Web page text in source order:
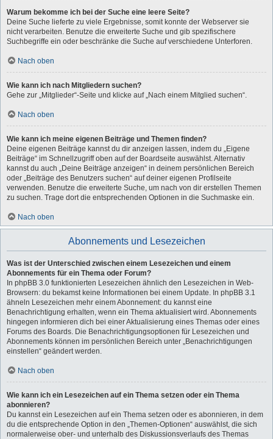
Warum bekomme ich bei der Suche eine leere Seite?
Deine Suche lieferte zu viele Ergebnisse, somit konnte der Webserver sie
nicht verarbeiten. Benutze die erweiterte Suche und gib spezifischere
Suchbegriffe ein oder beschränke die Suche auf verschiedene Unterforen.
Nach oben
Wie kann ich nach Mitgliedern suchen?
Gehe zur „Mitglieder“-Seite und klicke auf „Nach einem Mitglied suchen“.
Nach oben
Wie kann ich meine eigenen Beiträge und Themen finden?
Deine eigenen Beiträge kannst du dir anzeigen lassen, indem du „Eigene
Beiträge“ im Schnellzugriff oben auf der Boardseite auswählst. Alternativ
kannst du auch „Deine Beiträge anzeigen“ in deinem persönlichen Bereich
oder „Beiträge des Benutzers suchen“ auf deiner eigenen Profilseite
verwenden. Benutze die erweiterte Suche, um nach von dir erstellen Themen
zu suchen. Trage dort die entsprechenden Optionen in die Suchmaske ein.
Nach oben
Abonnements und Lesezeichen
Was ist der Unterschied zwischen einem Lesezeichen und einem
Abonnements für ein Thema oder Forum?
In phpBB 3.0 funktionierten Lesezeichen ähnlich den Lesezeichen in Web-
Browsern: du bekamst keine Informationen bei einem Update. In phpBB 3.1
ähneln Lesezeichen mehr einem Abonnement: du kannst eine
Benachrichtigung erhalten, wenn ein Thema aktualisiert wird. Abonnements
hingegen informieren dich bei einer Aktualisierung eines Themas oder eines
Forums des Boards. Die Benachrichtigungsoptionen für Lesezeichen und
Abonnements können im persönlichen Bereich unter „Benachrichtigungen
einstellen“ geändert werden.
Nach oben
Wie kann ich ein Lesezeichen auf ein Thema setzen oder ein Thema
abonnieren?
Du kannst ein Lesezeichen auf ein Thema setzen oder es abonnieren, in dem
du die entsprechende Option in den „Themen-Optionen“ auswählst, die sich
normalerweise ober- und unterhalb des Diskussionsverlaufs des Themas